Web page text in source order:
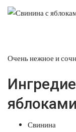
Очень нежное и
Свинина